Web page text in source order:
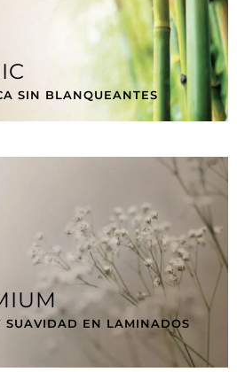
SIN BLANQUEANTES
SUAVIDAD EN LAMINADOS